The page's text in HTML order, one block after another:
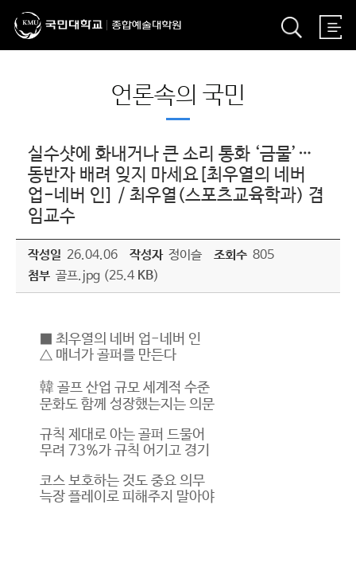
언론속의 국민
실수샷에 화내거나 큰 소리 통화 ‘금물’…
동반자 배려 잊지 마세요[최우열의 네버
업-네버 인] / 최우열(스포츠교육학과) 겸
임교수
작성일 26.04.06 작성자 정이슬 조회수 805
첨부 골프.jpg (25.4 KB)
■ 최우열의 네버 업-네버 인
△ 매너가 골퍼를 만든다
韓 골프 산업 규모 세계적 수준
문화도 함께 성장했는지는 의문
규칙 제대로 아는 골퍼 드물어
무려 73%가 규칙 어기고 경기
코스 보호하는 것도 중요 의무
늑장 플레이로 피해주지 말아야